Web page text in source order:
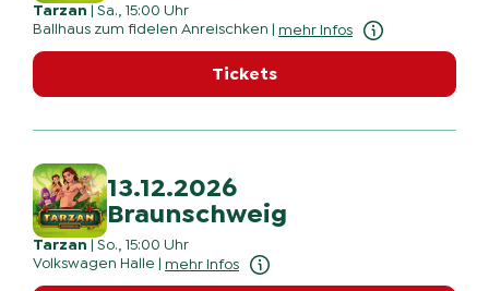
Tarzan
Sa., 15:00 Uhr
Ballhaus zum fidelen Anreischken
mehr Infos
Tickets
13.12.2026
Braunschweig
Tarzan
So., 15:00 Uhr
Volkswagen Halle
mehr Infos